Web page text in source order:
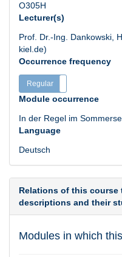
O305H
Lecturer(s)
Prof. Dr.-Ing. Dankowski,
kiel.de)
Occurrence frequency
Regular
Module occurrence
In der Regel im
Language
Deutsch
Relations of this
descriptions and their
Modules in which